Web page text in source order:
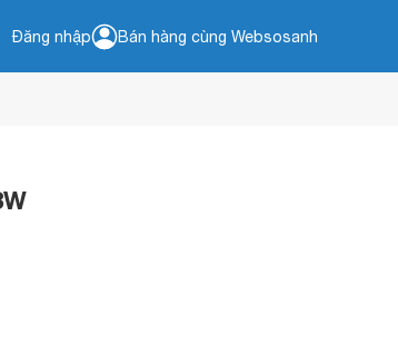
Đăng nhập Bán hàng cùng Websosanh